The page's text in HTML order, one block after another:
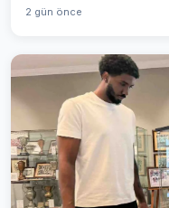
2 gün önce